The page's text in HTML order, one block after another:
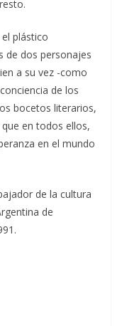
plástico
de dos personajes
a su vez -como
de los
bocetos literarios,
en todos ellos,
en el mundo
de la cultura
de